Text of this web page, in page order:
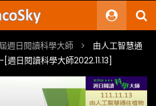
週日閱讀科學大師
由人工智慧通
日閱讀科學大師2022.11.13]